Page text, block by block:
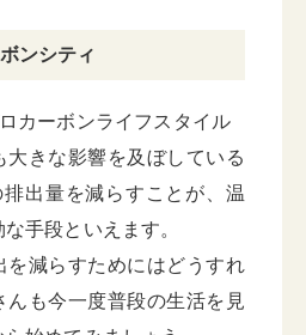
ンシティ
カーボンライフスタイル
きな影響を及ぼしている
出量を減らすことが、温
手段といえます。
減らすためにはどうすれ
んも今一度普段の生活を見